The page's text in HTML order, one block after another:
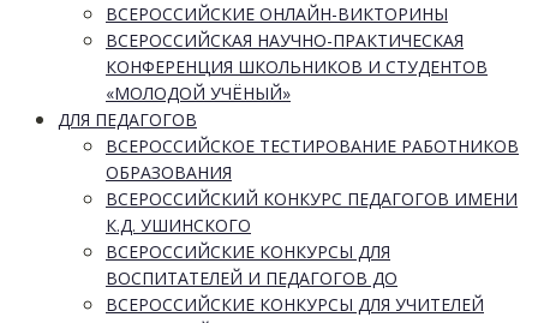
ВСЕРОССИЙСКИЕ ОНЛАЙН-ВИКТОРИНЫ
ВСЕРОССИЙСКАЯ НАУЧНО-ПРАКТИЧЕСКАЯ
КОНФЕРЕНЦИЯ ШКОЛЬНИКОВ И СТУДЕНТОВ
«МОЛОДОЙ УЧЁНЫЙ»
ДЛЯ ПЕДАГОГОВ
ВСЕРОССИЙСКОЕ ТЕСТИРОВАНИЕ РАБОТНИКОВ
ОБРАЗОВАНИЯ
ВСЕРОССИЙСКИЙ КОНКУРС ПЕДАГОГОВ ИМЕНИ
К.Д. УШИНСКОГО
ВСЕРОССИЙСКИЕ КОНКУРСЫ ДЛЯ
ВОСПИТАТЕЛЕЙ И ПЕДАГОГОВ ДО
ВСЕРОССИЙСКИЕ КОНКУРСЫ ДЛЯ УЧИТЕЛЕЙ